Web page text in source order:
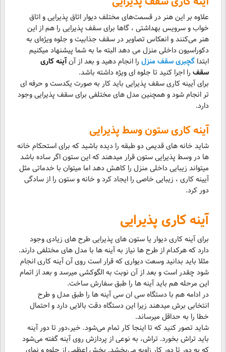
علاوه بر این هنر در قسمت‌های مختلف دیوار اتاق پذیرایی و اتاق
خواب و سرویس بهداشتی ، گاها برای سقف پذیرایی را هم از این
هنر می‌کنند و انعکاس تصاویر در سقف جذابیت و جلوه ویژه‌ای به
دکوراسیون داخلی منزل می دهد البته ما به شما پیشنهاد میکنیم
ابتدا گچبری سقف منزل را انجام دهید و بعد از آنآینه کاری
سقف را اجرا کنید تا جلوه ای ویژه داشته باشد.
برای آیینه کاری سقف پذیرایی باید کار به صورت یکدست و حرفه ای
تر انجام شود و همچنین مدل های مختلفی برای سقف پذیرایی وجود
دارد.
آینه کاری ستون وسط پذیرایی
شاید خانه های قدیمی دو طبقه را دیده باشید که برای استحکام خانه
ها در وسط پذیرایی ستون قرار میدهند که این ستون اگر ساده باشد
میتواند زیبایی داخلی منزل را کاهش دهد اما میتوان با خدماتی مثل
آیینه کاری ، زیبایی خاصی را ایجاد کرد و خانه و ستون را از سادگی
دور کرد.
آینه کاری پذیرایی
برای آینه کاری دیوار یا ستون های پذیرایی طرح های زیادی وجود
دارد که هرکدام از طرح ها نیاز به آینه ها با مدل های مختلفی دارند.
مثلا باید بدانید وسعت دیواری که قرار است روی آن آینه کاری انجام
شود چقدر است و بعد از آن نوبت به الگوکشی میرسد و بعد از اتمام
این مرحله هم باید آینه ها را طبق سفارش ساخت.
در ادامه هم با دستگاه سی ان سی آینه ها را طبق مدل و طرح
انتخابی برش میدهند زیرا این دستگاه دقت بالایی دارد و احتمال
خطا را به حداقل میرساند.
شاید تصور کنید که تا اینجا کار تمام می‌شود. خیر،دور تا دور آینه
باید تراش بخورد. تراش، به نوعی از پردازش روی آینه گفته می‌شود